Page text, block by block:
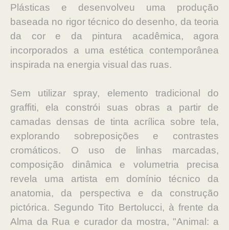
Plásticas e desenvolveu uma produção
baseada no rigor técnico do desenho, da teoria
da cor e da pintura acadêmica, agora
incorporados a uma estética contemporânea
inspirada na energia visual das ruas.
Sem utilizar spray, elemento tradicional do
graffiti, ela constrói suas obras a partir de
camadas densas de tinta acrílica sobre tela,
explorando sobreposições e contrastes
cromáticos. O uso de linhas marcadas,
composição dinâmica e volumetria precisa
revela uma artista em domínio técnico da
anatomia, da perspectiva e da construção
pictórica. Segundo Tito Bertolucci, à frente da
Alma da Rua e curador da mostra, "Animal: a